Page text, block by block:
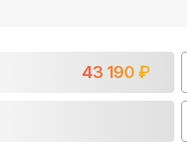
43 190 ₽